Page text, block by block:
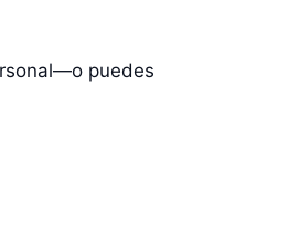
puedes